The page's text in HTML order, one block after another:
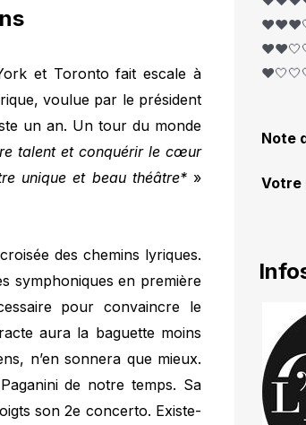
et Toronto fait escale à
voulue par le président
un an. Un tour du monde
talent et conquérir le cœur
unique et beau théâtre*»
des chemins lyriques.
symphoniques en première
pour convaincre le
aura la baguette moins
n’en sonnera que mieux.
de notre temps. Sa
son 2e concerto. Existe-
Note
Votre